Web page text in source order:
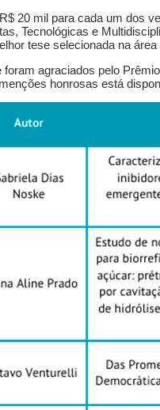
20 mil para cada um dos
Tecnológicas e
tese selecionada na
agraciados pelo
honrosas está